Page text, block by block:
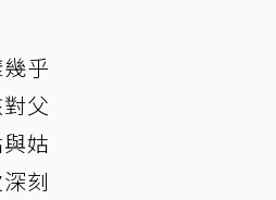
乎
父
姑
刻